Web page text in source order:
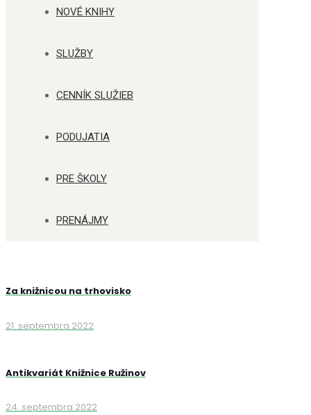
NOVÉ KNIHY
SLUŽBY
CENNÍK SLUŽIEB
PODUJATIA
PRE ŠKOLY
PRENÁJMY
Za knižnicou na trhovisko
21. septembra 2022
Antikvariát Knižnice Ružinov
24. septembra 2022